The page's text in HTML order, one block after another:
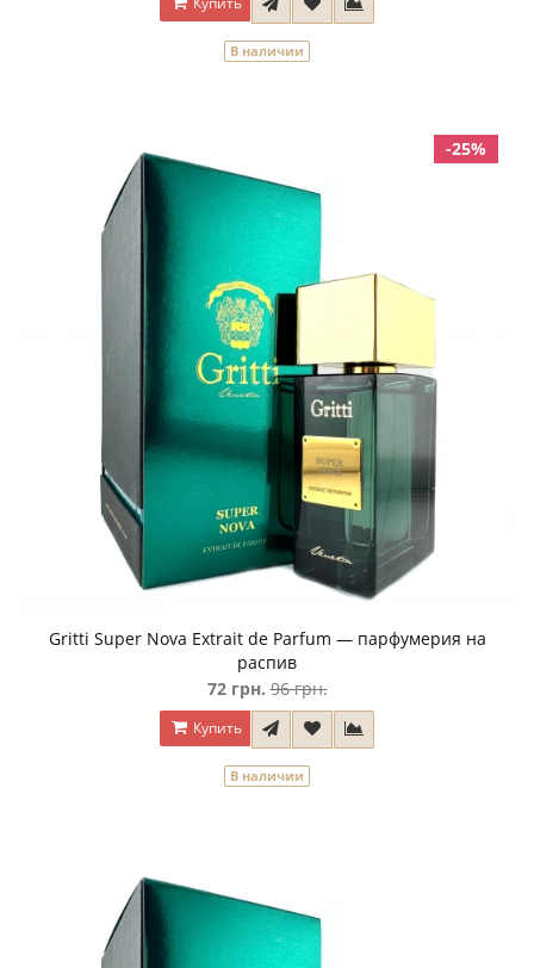
В наличии
-25%
Gritti Super Nova Extrait de Parfum — парфумерия на
распив
72 грн. 96 грн.
Купить
В наличии